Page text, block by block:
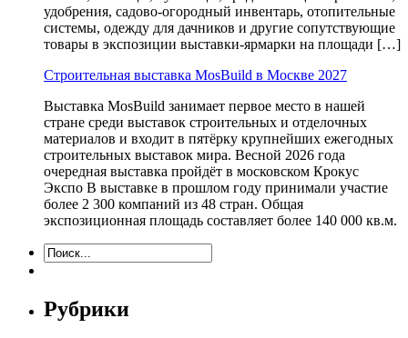
удобрения, садово-огородный инвентарь, отопительные
системы, одежду для дачников и другие сопутствующие
товары в экспозиции выставки-ярмарки на площади […]
Строительная выставка MosBuild в Москве 2027
Выставка MosBuild занимает первое место в нашей
стране среди выставок строительных и отделочных
материалов и входит в пятёрку крупнейших ежегодных
строительных выставок мира. Весной 2026 года
очередная выставка пройдёт в московском Крокус
Экспо В выставке в прошлом году принимали участие
более 2 300 компаний из 48 стран. Общая
экспозиционная площадь составляет более 140 000 кв.м.
Рубрики